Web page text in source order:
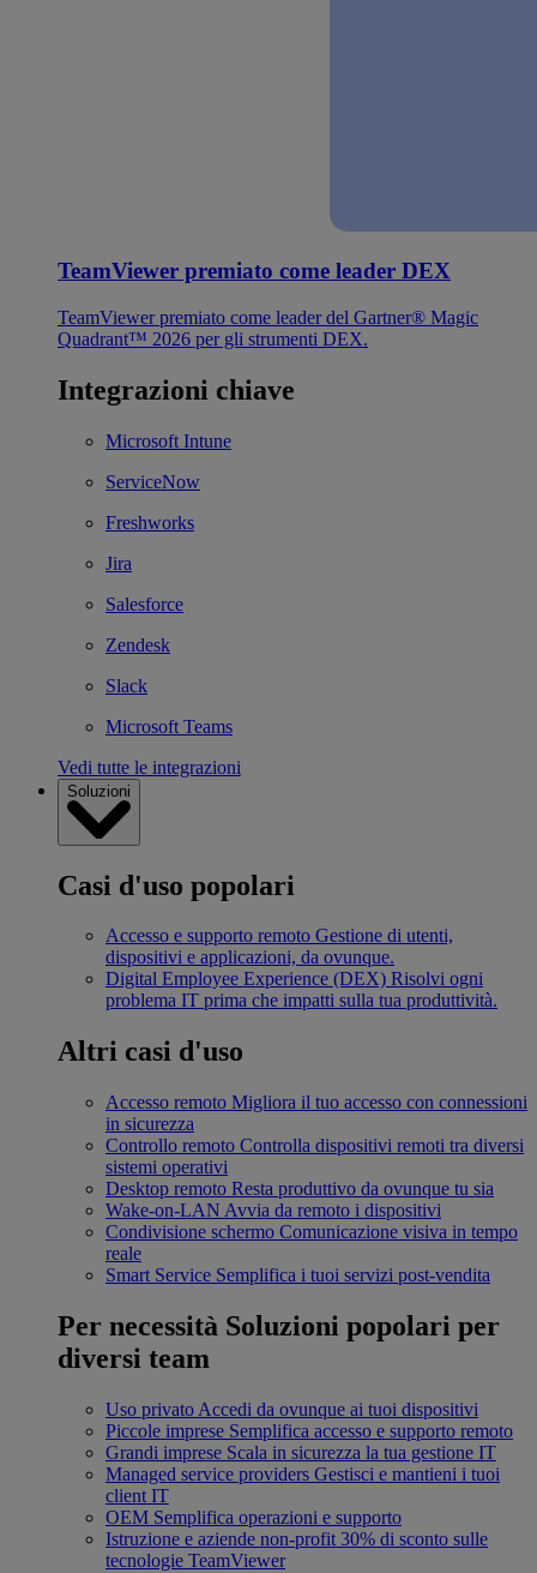
TeamViewer premiato come leader DEX
TeamViewer premiato come leader del Gartner® Magic
Quadrant™ 2026 per gli strumenti DEX.
Integrazioni chiave
Microsoft Intune
ServiceNow
Freshworks
Jira
Salesforce
Zendesk
Slack
Microsoft Teams
Vedi tutte le integrazioni
Soluzioni
Casi d'uso popolari
Accesso e supporto remoto Gestione di utenti,
dispositivi e applicazioni, da ovunque.
Digital Employee Experience (DEX) Risolvi ogni
problema IT prima che impatti sulla tua produttività.
Altri casi d'uso
Accesso remoto Migliora il tuo accesso con connessioni
in sicurezza
Controllo remoto Controlla dispositivi remoti tra diversi
sistemi operativi
Desktop remoto Resta produttivo da ovunque tu sia
Wake-on-LAN Avvia da remoto i dispositivi
Condivisione schermo Comunicazione visiva in tempo
reale
Smart Service Semplifica i tuoi servizi post-vendita
Per necessità Soluzioni popolari per
diversi team
Uso privato Accedi da ovunque ai tuoi dispositivi
Piccole imprese Semplifica accesso e supporto remoto
Grandi imprese Scala in sicurezza la tua gestione IT
Managed service providers Gestisci e mantieni i tuoi
client IT
OEM Semplifica operazioni e supporto
Istruzione e aziende non-profit 30% di sconto sulle
tecnologie TeamViewer